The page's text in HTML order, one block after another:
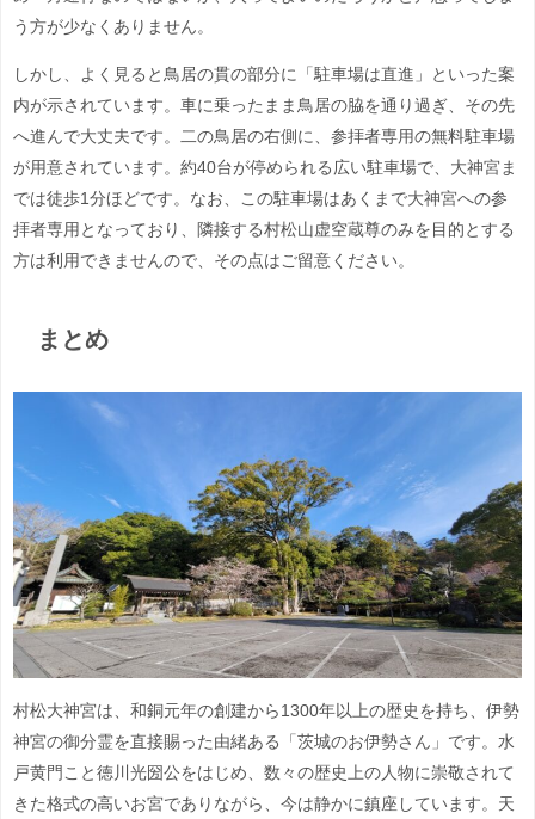
う方が少なくありません。
しかし、よく見ると鳥居の貫の部分に「駐車場は直進」といった案
内が示されています。車に乗ったまま鳥居の脇を通り過ぎ、その先
へ進んで大丈夫です。二の鳥居の右側に、参拝者専用の無料駐車場
が用意されています。約40台が停められる広い駐車場で、大神宮ま
では徒歩1分ほどです。なお、この駐車場はあくまで大神宮への参
拝者専用となっており、隣接する村松山虚空蔵尊のみを目的とする
方は利用できませんので、その点はご留意ください。
まとめ
村松大神宮は、和銅元年の創建から1300年以上の歴史を持ち、伊勢
神宮の御分霊を直接賜った由緒ある「茨城のお伊勢さん」です。水
戸黄門こと徳川光圀公をはじめ、数々の歴史上の人物に崇敬されて
きた格式の高いお宮でありながら、今は静かに鎮座しています。天